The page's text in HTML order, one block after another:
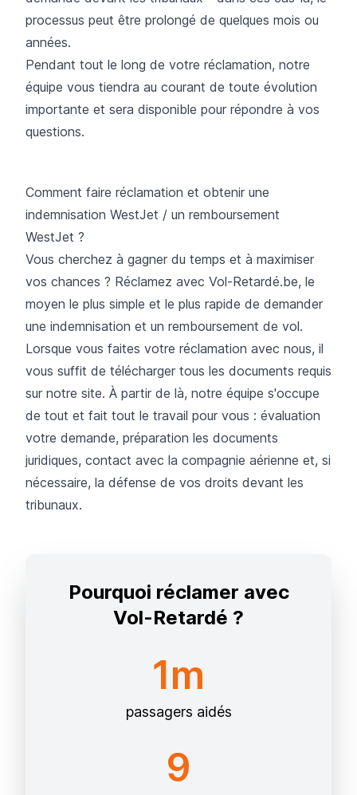
processus peut être prolongé de quelques mois ou
années.
Pendant tout le long de votre réclamation, notre
équipe vous tiendra au courant de toute évolution
importante et sera disponible pour répondre à vos
questions.
Comment faire réclamation et obtenir une
indemnisation WestJet / un remboursement
WestJet ?
Vous cherchez à gagner du temps et à maximiser
vos chances ? Réclamez avec Vol-Retardé.be, le
moyen le plus simple et le plus rapide de demander
une indemnisation et un remboursement de vol.
Lorsque vous faites votre réclamation avec nous, il
vous suffit de télécharger tous les documents requis
sur notre site. À partir de là, notre équipe s'occupe
de tout et fait tout le travail pour vous : évaluation
votre demande, préparation les documents
juridiques, contact avec la compagnie aérienne et, si
nécessaire, la défense de vos droits devant les
tribunaux.
Pourquoi réclamer avec
Vol-Retardé ?
1m
passagers aidés
9